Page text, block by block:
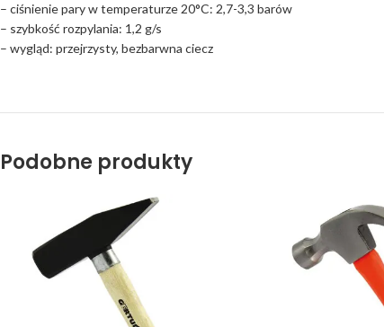
– ciśnienie pary w temperaturze 20°C: 2,7-3,3 barów
– szybkość rozpylania: 1,2 g/s
– wygląd: przejrzysty, bezbarwna ciecz
Podobne produkty